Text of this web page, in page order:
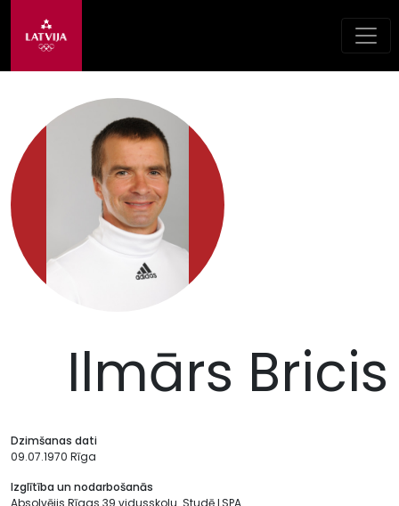
Ilmārs Bricis
Dzimšanas dati
09.07.1970 Rīga
Izglītība un nodarbošanās
Absolvējis Rīgas 39.vidusskolu. Studē LSPA.